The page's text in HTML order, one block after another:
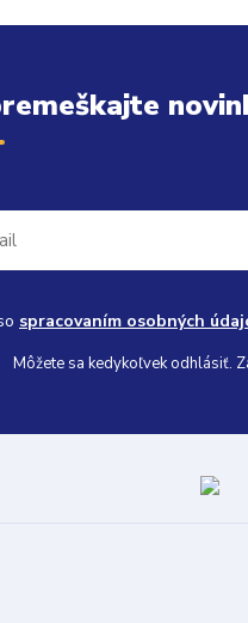
spracovaním osobných
Môžete sa kedykoľvek odhlásiť.